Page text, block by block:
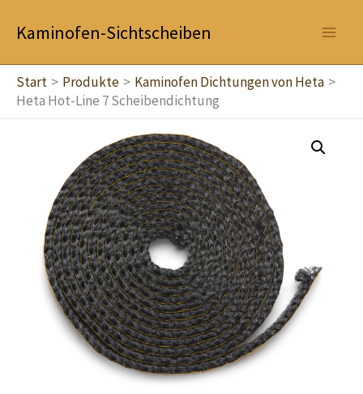
InhaltKaminofen-Sichtscheiben
Start Produkte
Kaminofen Dichtungen von Heta
Heta Hot-Line 7 Scheibendichtung